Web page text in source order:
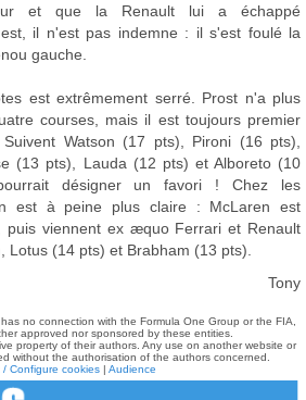
et que la Renault lui a échappé
il n'est pas indemne : il s'est foulé la
gauche.
est extrêmement serré. Prost n'a plus
courses, mais il est toujours premier
Watson (17 pts), Pironi (16 pts),
(13 pts), Lauda (12 pts) et Alboreto (10
désigner un favori ! Chez les
est à peine plus claire : McLaren est
puis viennent ex æquo Ferrari et Renault
Lotus (14 pts) et Brabham (13 pts).
Tony
no connection with the Formula One Group or the FIA,
approved nor sponsored by these entities.
property of their authors. Any use on another website or
without the authorisation of the authors concerned.
/ Configure cookies
Audience